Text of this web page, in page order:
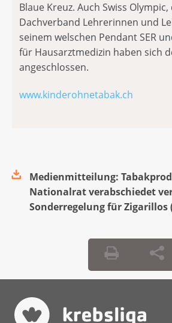
Blaue Kreuz. Auch Swiss
Dachverband Lehrerinnen und
seinem welschen Pendant SER
für Hausarztmedizin haben sich
angeschlossen.
www.kinderohnetabak.ch
Medienmitteilung:
Nationalrat verabschiedet
Sonderregelung für Zigarillos